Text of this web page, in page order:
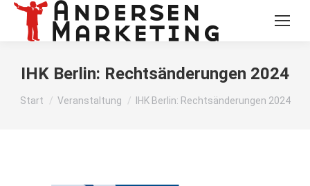
IHK Berlin: Rechtsänderungen 2024
Sie befinden sich hier:
Start Veranstaltung IHK Berlin: Rechtsänderungen 2024